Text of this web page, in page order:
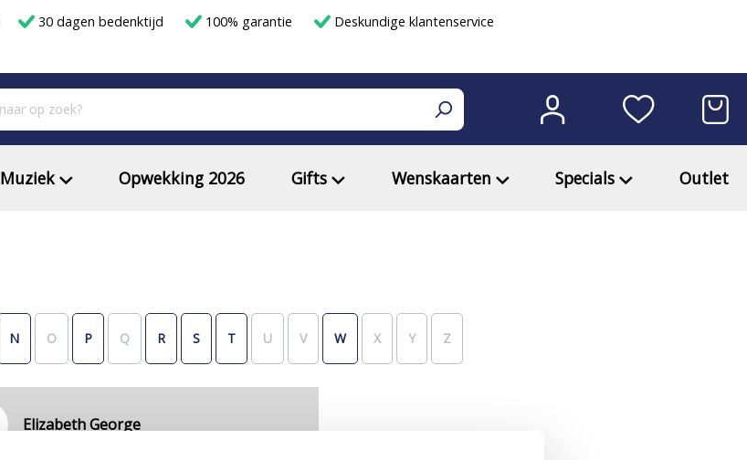
30 dagen bedenktijd 100% garantie
Deskundige klantenservice
Muziek Opwekking 2026 Gifts Wenskaarten Specials Outlet
N O P Q R S T U V W X Y Z
Elizabeth George